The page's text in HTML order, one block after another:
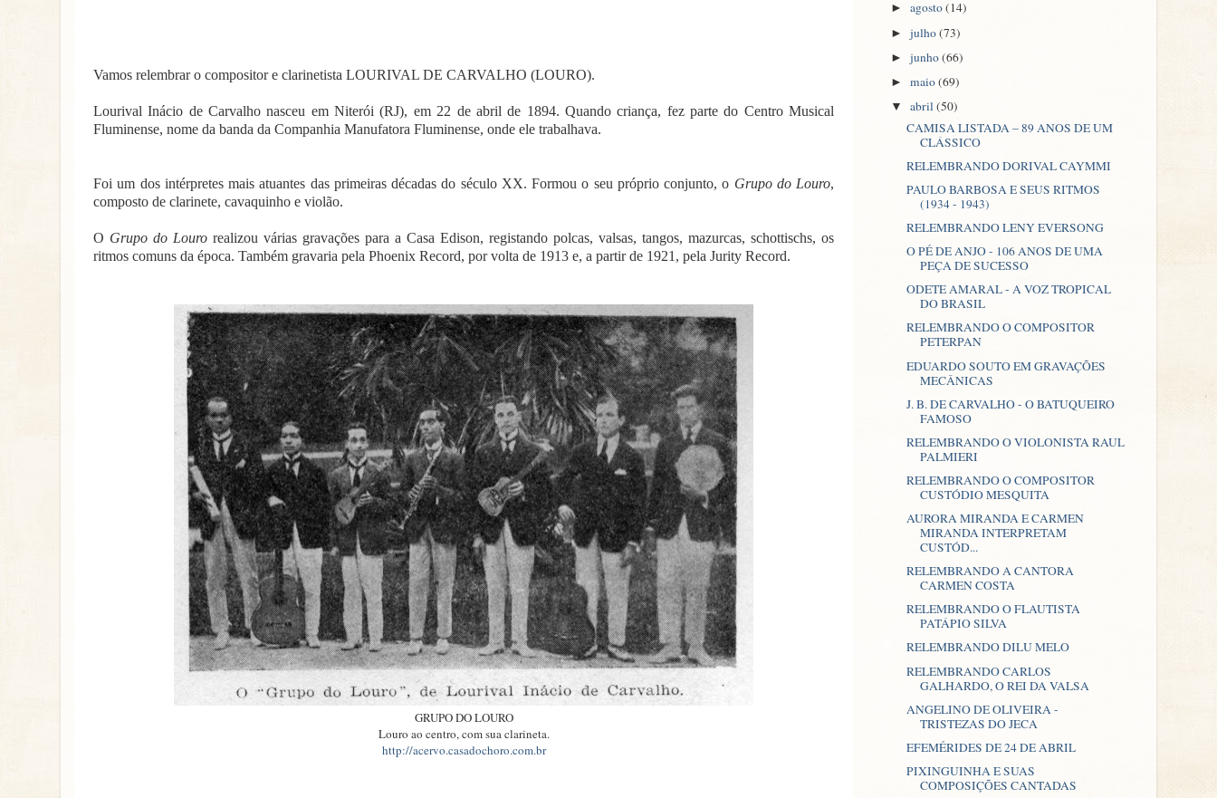
Vamos relembrar o compositor e clarinetista LOURIVAL DE CARVALHO (LOURO).
Lourival Inácio de Carvalho nasceu em Niterói (RJ), em 22 de abril de 1894. Quando criança, fez parte do Centro Musical
Fluminense, nome da banda da Companhia Manufatora Fluminense, onde ele trabalhava.
Foi um dos intérpretes mais atuantes das primeiras décadas do século XX. Formou o seu próprio conjunto, o Grupo do Louro,
composto de clarinete, cavaquinho e violão.
O Grupo do Louro realizou várias gravações para a Casa Edison, registando polcas, valsas, tangos, mazurcas, schottischs, os
ritmos comuns da época. Também gravaria pela Phoenix Record, por volta de 1913 e, a partir de 1921, pela Jurity Record.
GRUPO DO LOURO
Louro ao centro, com sua clarineta.
http://acervo.casadochoro.com.br
►agosto(14)
►julho(73)
►junho(66)
►maio(69)
▼abril(50)
CAMISA LISTADA – 89 ANOS DE UM
CLÁSSICO
RELEMBRANDO DORIVAL CAYMMI
PAULO BARBOSA E SEUS RITMOS
(1934 - 1943)
RELEMBRANDO LENY EVERSONG
O PÉ DE ANJO - 106 ANOS DE UMA
PEÇA DE SUCESSO
ODETE AMARAL - A VOZ TROPICAL
DO BRASIL
RELEMBRANDO O COMPOSITOR
PETERPAN
EDUARDO SOUTO EM GRAVAÇÕES
MECÂNICAS
J. B. DE CARVALHO - O BATUQUEIRO
FAMOSO
RELEMBRANDO O VIOLONISTA RAUL
PALMIERI
RELEMBRANDO O COMPOSITOR
CUSTÓDIO MESQUITA
AURORA MIRANDA E CARMEN
MIRANDA INTERPRETAM
CUSTÓD...
RELEMBRANDO A CANTORA
CARMEN COSTA
RELEMBRANDO O FLAUTISTA
PATÁPIO SILVA
RELEMBRANDO DILU MELO
RELEMBRANDO CARLOS
GALHARDO, O REI DA VALSA
ANGELINO DE OLIVEIRA -
TRISTEZAS DO JECA
EFEMÉRIDES DE 24 DE ABRIL
PIXINGUINHA E SUAS
COMPOSIÇÕES CANTADAS